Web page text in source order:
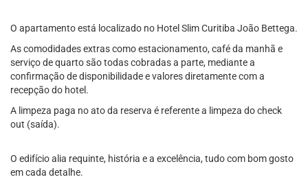
O apartamento está localizado no Hotel Slim Curitiba João Bettega.
As comodidades extras como estacionamento, café da manhã e
serviço de quarto são todas cobradas a parte, mediante a
confirmação de disponibilidade e valores diretamente com a
recepção do hotel.
A limpeza paga no ato da reserva é referente a limpeza do check
out (saída).
O edifício alia requinte, história e a excelência, tudo com bom gosto
em cada detalhe.